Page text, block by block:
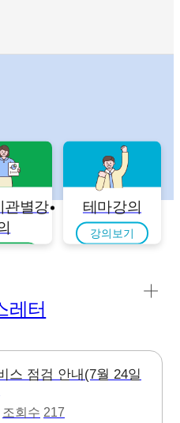
관별강
테마강의
강의보기
레터
스 점검 안내(7월 24일
조회수 217